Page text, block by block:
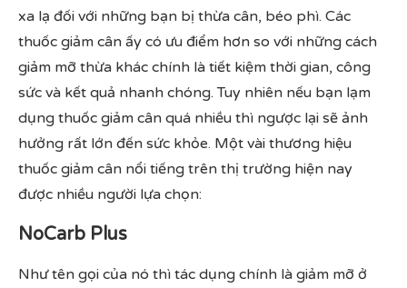
xa lạ đối với những bạn bị thừa cân, béo phì. Các
thuốc giảm cân ấy có ưu điểm hơn so với những cách
giảm mỡ thừa khác chính là tiết kiệm thời gian, công
sức và kết quả nhanh chóng. Tuy nhiên nếu bạn lạm
dụng thuốc giảm cân quá nhiều thì ngược lại sẽ ảnh
hưởng rất lớn đến sức khỏe. Một vài thương hiệu
thuốc giảm cân nổi tiếng trên thị trường hiện nay
được nhiều người lựa chọn:
NoCarb Plus
Như tên gọi của nó thì tác dụng chính là giảm mỡ ở